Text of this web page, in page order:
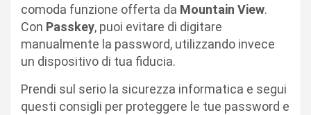
comoda funzione offerta da Mountain View.
Con Passkey, puoi evitare di digitare
manualmente la password, utilizzando invece
un dispositivo di tua fiducia.
Prendi sul serio la sicurezza informatica e segui
questi consigli per proteggere le tue password e